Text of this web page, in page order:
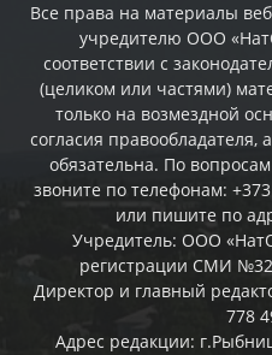
Все права на материалы
учредителю ООО
соответствии с
(целиком или частями)
только на возмездной
согласия правообладателя,
обязательна. По
звоните по телефонам:
или пишите по
Учредитель: ООО
регистрации СМИ
Директор и главный
778
Адрес редакции: